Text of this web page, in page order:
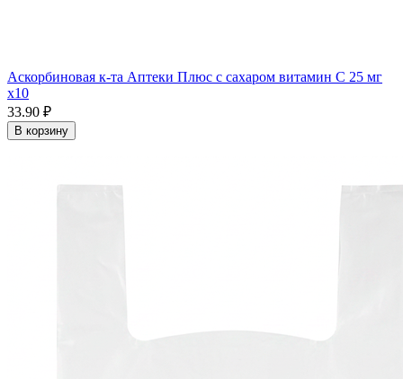
Аскорбиновая к-та Аптеки Плюс с сахаром витамин С 25 мг
x10
33.90 ₽
В корзину